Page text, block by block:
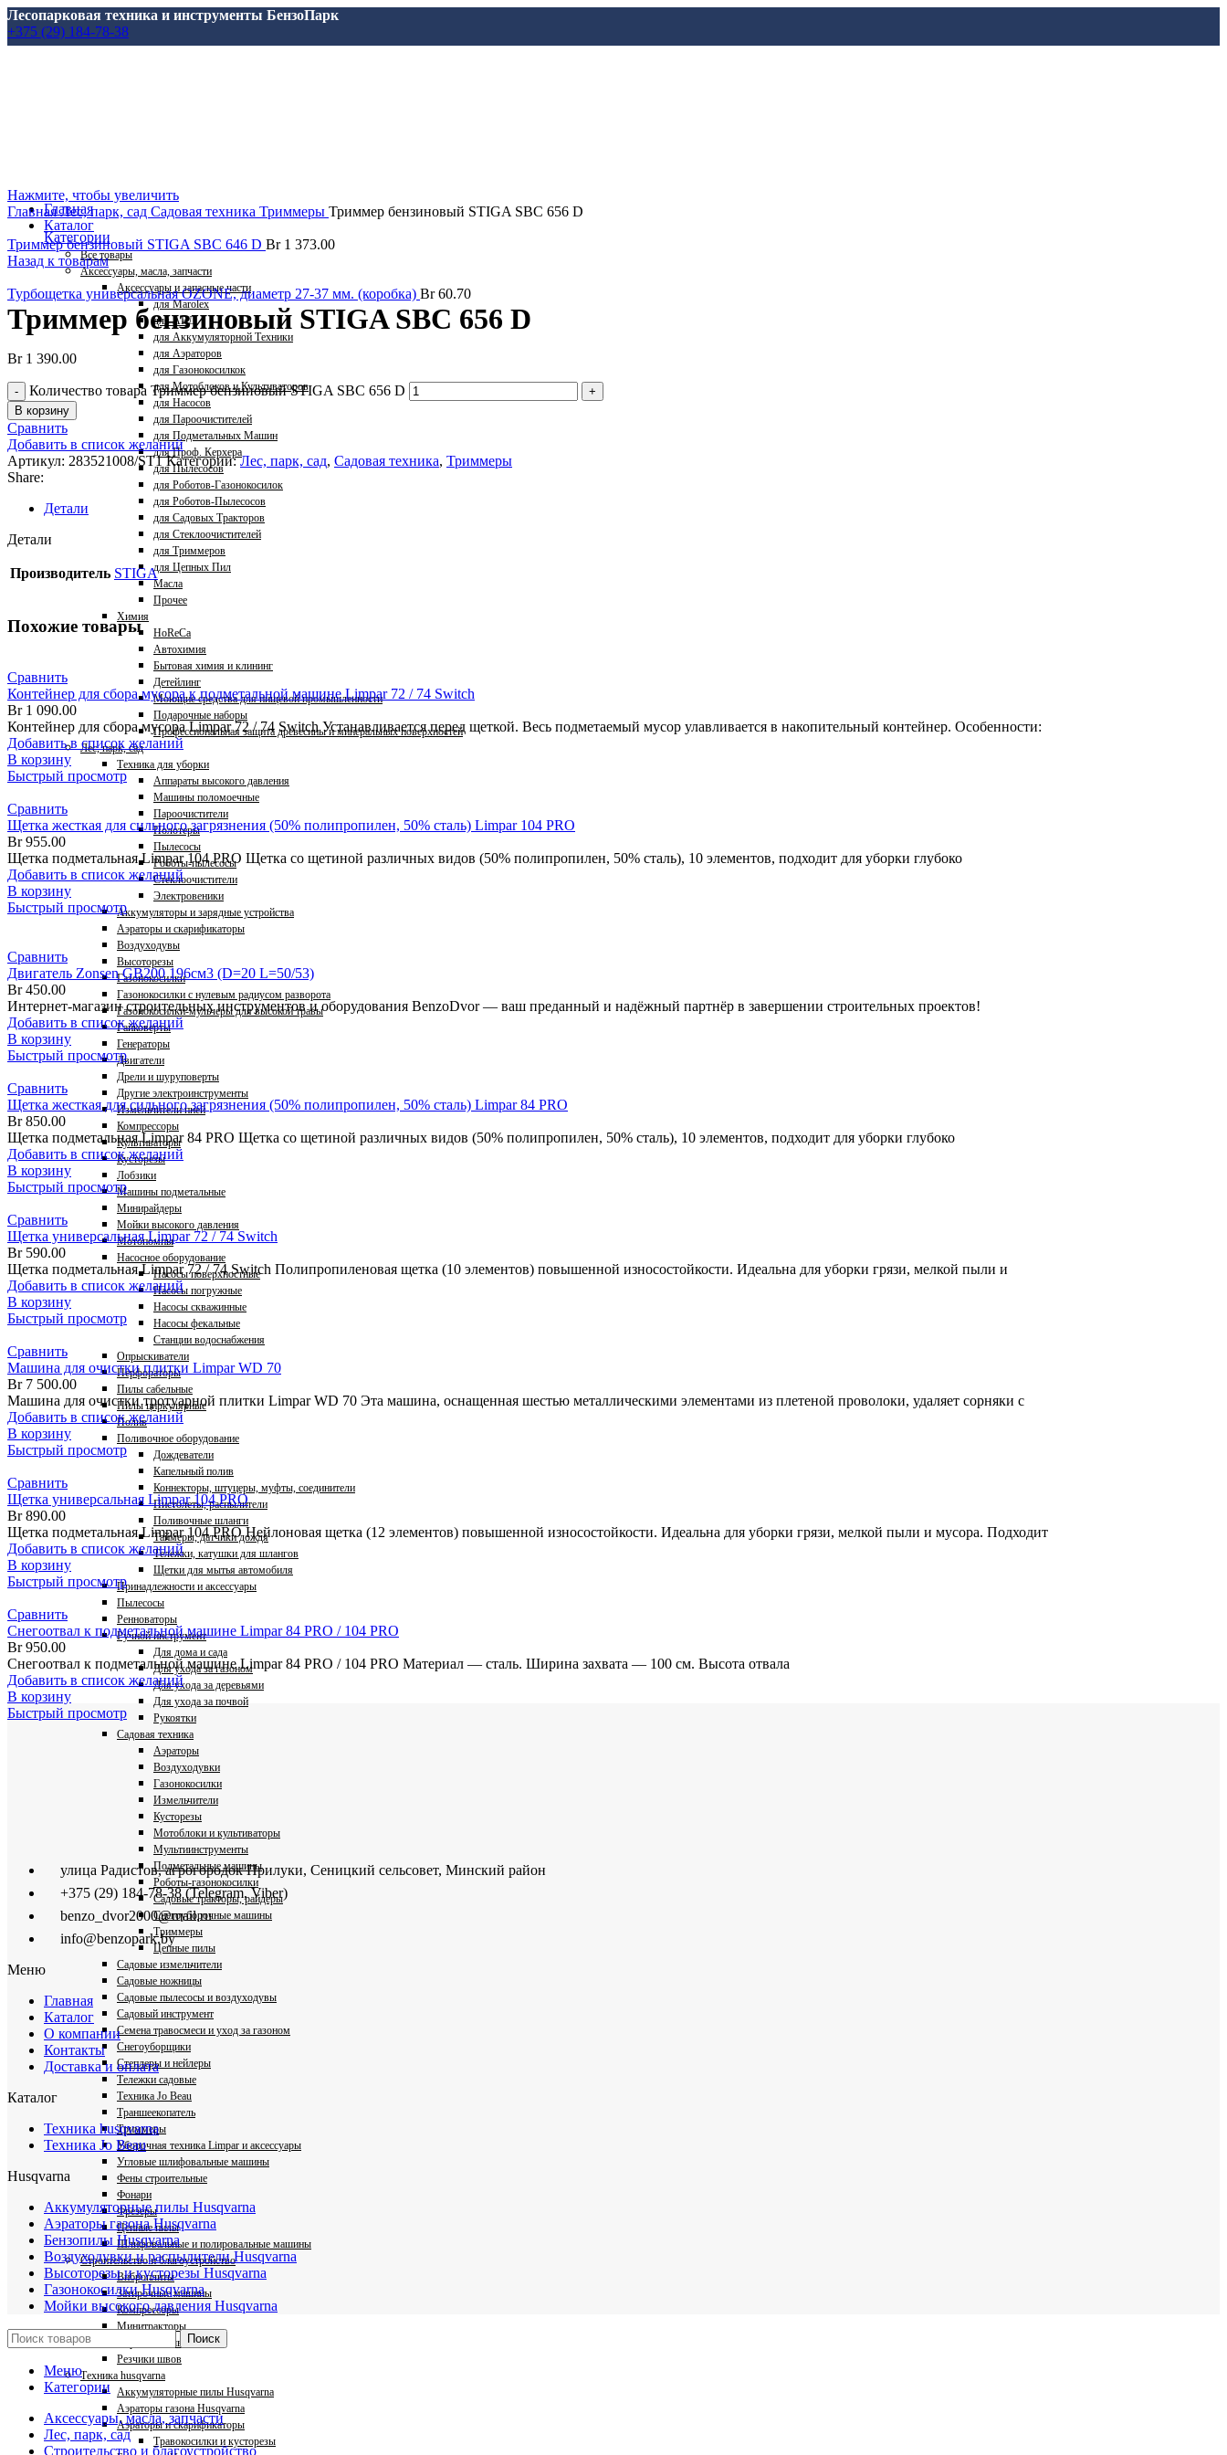
Лесопарковая техника и инструменты БензоПарк
+375 (29) 184-78-38
Главная
Каталог
Категории
Всетовары
Аксессуары, масла, запчасти
Аксессуары и запасные части
для Marolex
для АВД
для Аккумуляторной Техники
для Аэраторов
для Газонокосилкок
для Мотоблоков и Культиваторов
для Насосов
для Пароочистителей
для Подметальных Машин
для Проф. Керхера
для Пылесосов
для Роботов-Газонокосилок
для Роботов-Пылесосов
для Садовых Тракторов
для Стеклоочистителей
для Триммеров
для Цепных Пил
Масла
Прочее
Химия
HoReCa
Автохимия
Бытовая химия и клининг
Детейлинг
Моющие средства для пищевой промышленности
Подарочные наборы
Профессиональная защита древесины и минеральных поверхностей
Лес, парк, сад
Техника для уборки
Аппараты высокого давления
Машины поломоечные
Пароочистители
Полотеры
Пылесосы
Роботы-пылесосы
Стеклоочистители
Электровеники
Аккумуляторы и зарядные устройства
Аэраторы и скарификаторы
Воздуходувы
Высоторезы
Газонокосилки
Газонокосилки с нулевым радиусом разворота
Газонокосилки-мульчеры для высокой травы
Гайковерты
Генераторы
Двигатели
Дрели и шуруповерты
Другие электроинструменты
Измельчители пней
Компрессоры
Культиваторы
Кусторезы
Лобзики
Машины подметальные
Минирайдеры
Мойки высокого давления
Мотопомпы
Насосное оборудование
Насосы поверхностные
Насосы погружные
Насосы скважинные
Насосы фекальные
Станции водоснабжения
Опрыскиватели
Перфораторы
Пилы сабельные
Пилы циркулярные
Полив
Поливочное оборудование
Дождеватели
Капельный полив
Коннекторы, штуцеры, муфты, соединители
Пистолеты, распылители
Поливочные шланги
Таймеры, датчики дождя
Тележки, катушки для шлангов
Щетки для мытья автомобиля
Принадлежности и аксессуары
Пылесосы
Ренноваторы
Ручной инструмент
Для дома и сада
Для ухода за газоном
Для ухода за деревьями
Для ухода за почвой
Рукоятки
Садовая техника
Аэраторы
Воздуходувки
Газонокосилки
Измельчители
Кусторезы
Мотоблоки и культиваторы
Мультиинструменты
Подметальные машины
Роботы-газонокосилки
Садовые тракторы, райдеры
Снегоуборочные машины
Триммеры
Цепные пилы
Садовые измельчители
Садовые ножницы
Садовые пылесосы и воздуходувы
Садовый инструмент
Семена травосмеси и уход за газоном
Снегоуборщики
Степлеры и нейлеры
Тележки садовые
Техника Jo Beau
Траншеекопатель
Триммеры
Уборочная техника Limpar и аксессуары
Угловые шлифовальные машины
Фены строительные
Фонари
Фрезеры
Цепные пилы
Шлифовальные и полировальные машины
Строительство и благоустройство
Виброплиты
Затирочные машины
Компрессоры
Минитракторы
Нарезчики швов
Резчики швов
Техника husqvarna
Аккумуляторные пилы Husqvarna
Аэраторы газона Husqvarna
Аэраторы и скарификаторы
Травокосилки и кусторезы
Нажмите, чтобы увеличить
ГлавнаяЛес, парк, сад Садовая техника Триммеры Триммер бензиновый STIGA SBC 656 D
Триммер бензиновый STIGA SBC 646 D Br1 373.00
Назад к товарам
Турбощетка универсальная OZONE, диаметр 27-37 мм. (коробка) Br60.70
Триммер бензиновый STIGA SBC 656 D
Br1 390.00
Количество товара Триммер бензиновый STIGA SBC 656 D
В корзину
Сравнить
Добавить в список желаний
Артикул: 283521008/ST1Категории: Лес, парк, сад, Садовая техника, Триммеры
Share:
Детали
Детали
Производитель STIGA
Похожие товары
Сравнить
Контейнер для сбора мусора к подметальной машине Limpar 72 / 74 Switch
Br1 090.00
Контейнер для сбора мусора Limpar 72 / 74 Switch Устанавливается перед щеткой. Весь подметаемый мусор улавливается в накопительный контейнер. Особенности:
Добавить в список желаний
В корзину
Быстрый просмотр
Сравнить
Щетка жесткая для сильного загрязнения (50% полипропилен, 50% сталь) Limpar 104 PRO
Br955.00
Щетка подметальная Limpar 104 PRO Щетка со щетиной различных видов (50% полипропилен, 50% сталь), 10 элементов, подходит для уборки глубоко
Добавить в список желаний
В корзину
Быстрый просмотр
Сравнить
Двигатель Zonsen GB200 196см3 (D=20 L=50/53)
Br450.00
Интернет-магазин строительных инструментов и оборудования BenzoDvor — ваш преданный и надёжный партнёр в завершении строительных проектов!
Добавить в список желаний
В корзину
Быстрый просмотр
Сравнить
Щетка жесткая для сильного загрязнения (50% полипропилен, 50% сталь) Limpar 84 PRO
Br850.00
Щетка подметальная Limpar 84 PRO Щетка со щетиной различных видов (50% полипропилен, 50% сталь), 10 элементов, подходит для уборки глубоко
Добавить в список желаний
В корзину
Быстрый просмотр
Сравнить
Щетка универсальная Limpar 72 / 74 Switch
Br590.00
Щетка подметальная Limpar 72 / 74 Switch Полипропиленовая щетка (10 элементов) повышенной износостойкости. Идеальна для уборки грязи, мелкой пыли и
Добавить в список желаний
В корзину
Быстрый просмотр
Сравнить
Машина для очистки плитки Limpar WD 70
Br7 500.00
Машина для очистки тротуарной плитки Limpar WD 70 Эта машина, оснащенная шестью металлическими элементами из плетеной проволоки, удаляет сорняки с
Добавить в список желаний
В корзину
Быстрый просмотр
Сравнить
Щетка универсальная Limpar 104 PRO
Br890.00
Щетка подметальная Limpar 104 PRO Нейлоновая щетка (12 элементов) повышенной износостойкости. Идеальна для уборки грязи, мелкой пыли и мусора. Подходит
Добавить в список желаний
В корзину
Быстрый просмотр
Сравнить
Снегоотвал к подметальной машине Limpar 84 PRO / 104 PRO
Br950.00
Снегоотвал к подметальной машине Limpar 84 PRO / 104 PRO Материал — сталь. Ширина захвата — 100 см. Высота отвала
Добавить в список желаний
В корзину
Быстрый просмотр
улица Радистов, агрогородок Прилуки, Сеницкий сельсовет, Минский район
+375 (29) 184-78-38 (Telegram, Viber)
benzo_dvor2000@mail.ru
info@benzopark.by
Меню
Главная
Каталог
О компании
Контакты
Доставка и оплата
Каталог
Техника husqvarna
Техника Jo Beau
Husqvarna
Аккумуляторные пилы Husqvarna
Аэраторы газона Husqvarna
Бензопилы Husqvarna
Воздуходувки и распылители Husqvarna
Высоторезы и кусторезы Husqvarna
Газонокосилки Husqvarna
Мойки высокого давления Husqvarna
Поиск
Меню
Категории
Аксессуары, масла, запчасти
Лес, парк, сад
Строительство и благоустройство